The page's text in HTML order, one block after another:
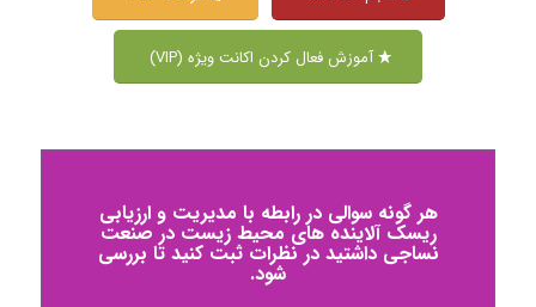
آموزش فعال کردن اکانت ویژه (VIP)
هر گونه سوالی در رابطه با مدیریت و ارزیابی
ریسک آلاینده های محیط زیست در صنعت
نساجی داشتید در نظرات ثبت کنید تا بررسی
شود.